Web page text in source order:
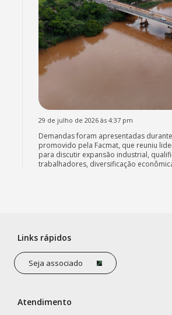
29 de julho de 2026 às 4:37 pm
Demandas foram apresentadas
promovido pela Facmat, que reuniu
para discutir expansão industrial,
trabalhadores, diversificação
Links rápidos
Seja associado
Atendimento